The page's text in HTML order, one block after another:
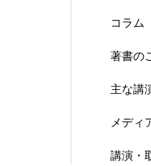
コラム
著書の
主な講
メディ
講演・